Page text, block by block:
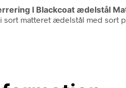
I Blackcoat ædelstål
matteret ædelstål med sort